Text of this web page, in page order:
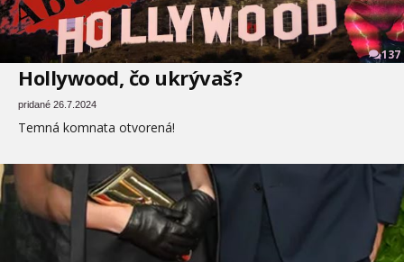
137
Hollywood, čo ukrývaš?
pridané 26.7.2024
Temná komnata otvorená!